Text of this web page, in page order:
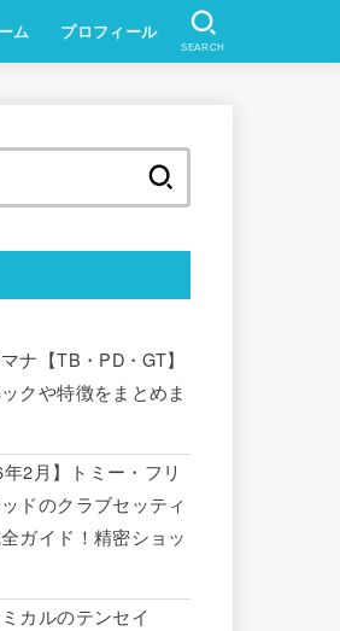
ム プロフィール
SEARCH
ナ【TB・PD・GT】
クや特徴をまとめま
年2月】トミー・フリ
ドのクラブセッティ
ガイド！精密ショッ
カルのテンセイ